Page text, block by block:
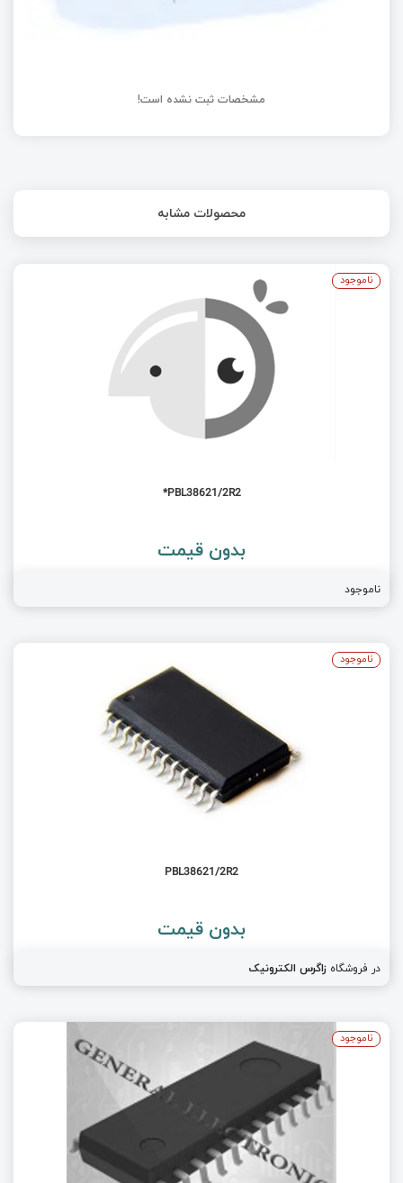
مشخصات ثبت نشده است!
محصولات مشابه
PBL38621/2R2*
بدون قیمت
ناموجود
ناموجود
PBL38621/2R2
بدون قیمت
در فروشگاه زاگرس الکترونیک
ناموجود
ناموجود